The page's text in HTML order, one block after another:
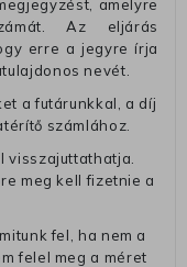
amelyre
Az eljárás
erre a jegyre írja
nevét.
a futárunkkal, a díj
számlához.
visszajuttathatja.
meg kell fizetnie a
fel, ha nem a
felel meg a méret